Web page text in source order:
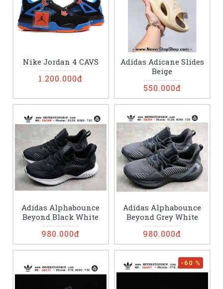
Nike Jordan 4 CAVS
1.200.000đ
Adidas Adicane Slides
Beige
550.000đ
Adidas Alphabounce
Beyond Black White
980.000đ
Adidas Alphabounce
Beyond Grey White
980.000đ
-60 %